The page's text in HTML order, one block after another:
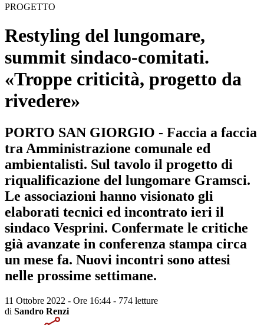
PROGETTO
Restyling del lungomare,
summit sindaco-comitati.
«Troppe criticità, progetto da
rivedere»
PORTO SAN GIORGIO - Faccia a faccia
tra Amministrazione comunale ed
ambientalisti. Sul tavolo il progetto di
riqualificazione del lungomare Gramsci.
Le associazioni hanno visionato gli
elaborati tecnici ed incontrato ieri il
sindaco Vesprini. Confermate le critiche
già avanzate in conferenza stampa circa
un mese fa. Nuovi incontri sono attesi
nelle prossime settimane.
11 Ottobre 2022 - Ore 16:44 - 774 letture
di Sandro Renzi